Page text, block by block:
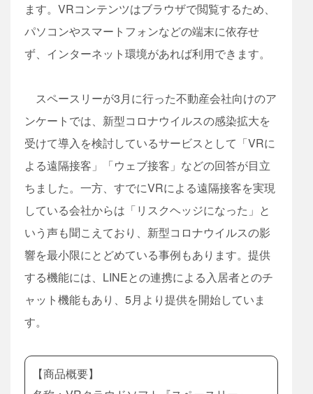
ます。VRコンテンツはブラウザで閲覧するため、
パソコンやスマートフォンなどの端末に依存せ
ず、インターネット環境があれば利用できます。
スペースリーが3月に行った不動産会社向けのア
ンケートでは、新型コロナウイルスの感染拡大を
受けて導入を検討しているサービスとして「VRに
よる遠隔接客」「ウェブ接客」などの回答が目立
ちました。一方、すでにVRによる遠隔接客を実現
している会社からは「リスクヘッジになった」と
いう声も聞こえており、新型コロナウイルスの影
響を最小限にとどめている事例もあります。提供
する機能には、LINEとの連携による入居者とのチ
ャット機能もあり、5月より提供を開始していま
す。
【商品概要】